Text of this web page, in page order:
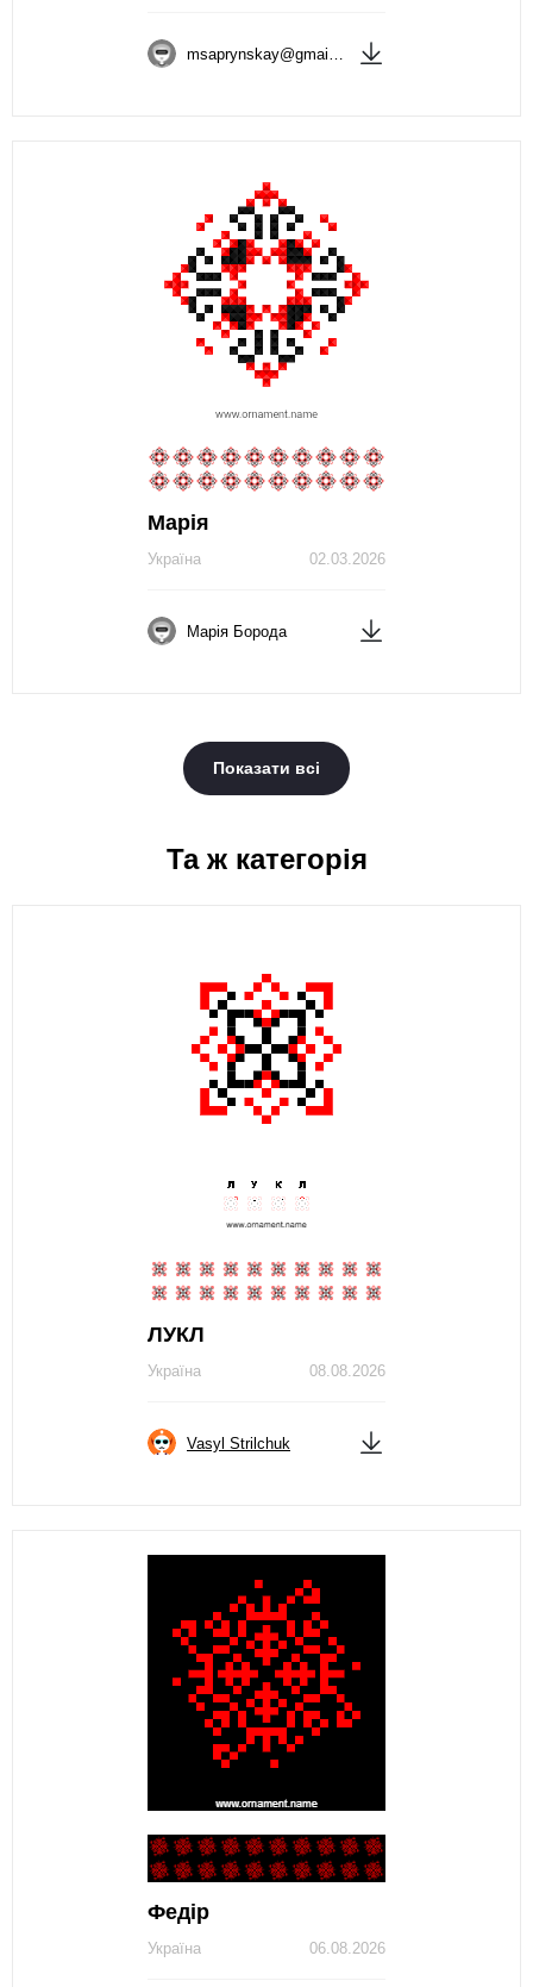
msaprynskay@gmail.com
Марія
02.03.2026
Україна
Марія Борода
Показати всі
Та ж категорія
ЛУКЛ
08.08.2026
Україна
Vasyl Strilchuk
Федір
06.08.2026
Україна